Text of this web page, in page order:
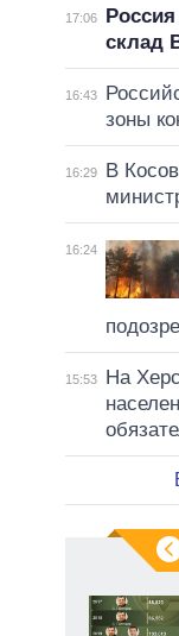
17:06
склад
16:43
зоны
16:29
В
16:24
15:53
На